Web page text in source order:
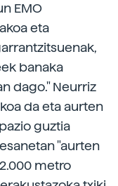
EMO
eta
banaka
dago." Neurriz
da eta aurten
guztia
"aurten
metro